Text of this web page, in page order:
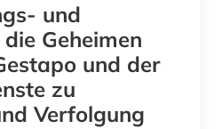
und
Geheimen
und der
zu
Verfolgung